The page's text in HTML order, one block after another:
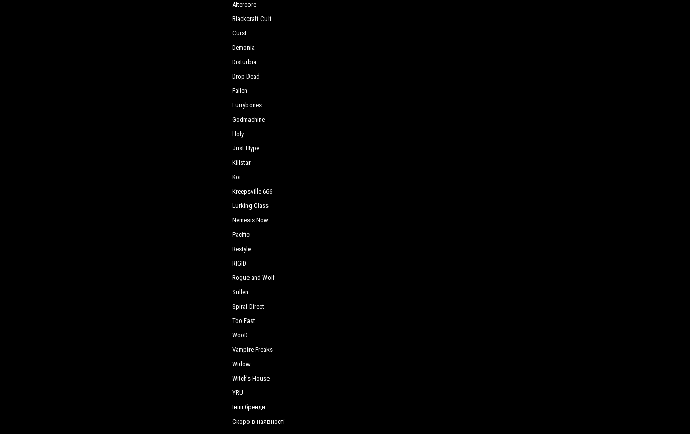
Altercore
Blackcraft Cult
Curst
Demonia
Disturbia
Drop Dead
Fallen
Furrybones
Godmachine
Holy
Just Hype
Killstar
Koi
Kreepsville 666
Lurking Сlass
Nemesis Now
Pacific
Restyle
RIGID
Rogue and Wolf
Sullen
Spiral Direct
Too Fast
WooD
Vampire Freaks
Widow
Witch's House
YRU
Інші бренди
Скоро в наявності